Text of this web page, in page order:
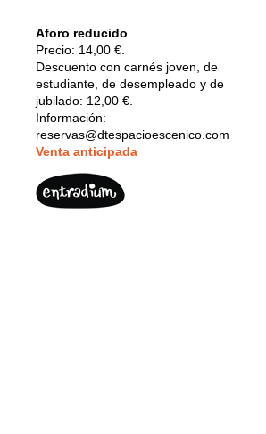
Aforo reducido
Precio: 14,00 €.
Descuento con carnés joven, de
estudiante, de desempleado y de
jubilado: 12,00 €.
Información:
reservas@dtespacioescenico.com
Venta anticipada